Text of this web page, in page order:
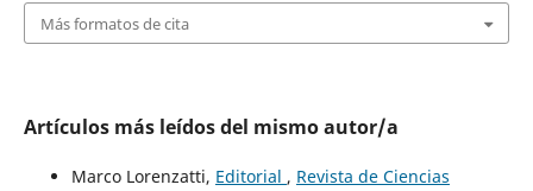
Más formatos de cita
Artículos más leídos del mismo autor/a
Marco Lorenzatti, Editorial , Revista de Ciencias